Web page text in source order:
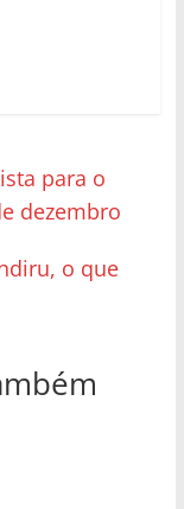
para o
dezembro
o que